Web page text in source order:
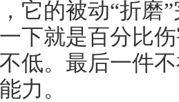
它的被动“折磨
下就是百分比
低。最后一件
力。